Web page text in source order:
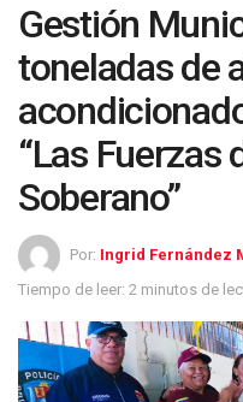
Gestión
toneladas de
“Las Fuerzas
Soberano”
Por: Ingrid Fernández
Tiempo de leer: 2 minutos de